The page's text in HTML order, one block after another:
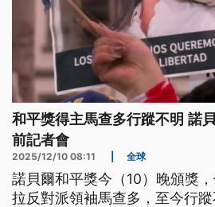
和平獎得主馬查多行蹤不明 諾
前記者會
2025/12/10 08:11 全球
諾貝爾和平獎今（10）晚頒獎
拉反對派領袖馬查多，至今行